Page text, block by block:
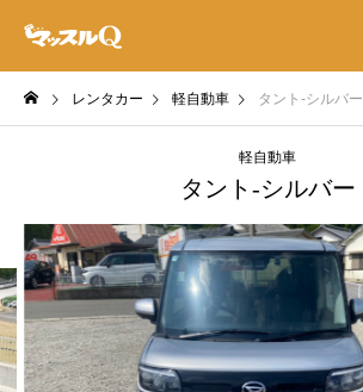
レンタカー 軽自動車 タント-シルバー
軽自動車
タント-シルバー